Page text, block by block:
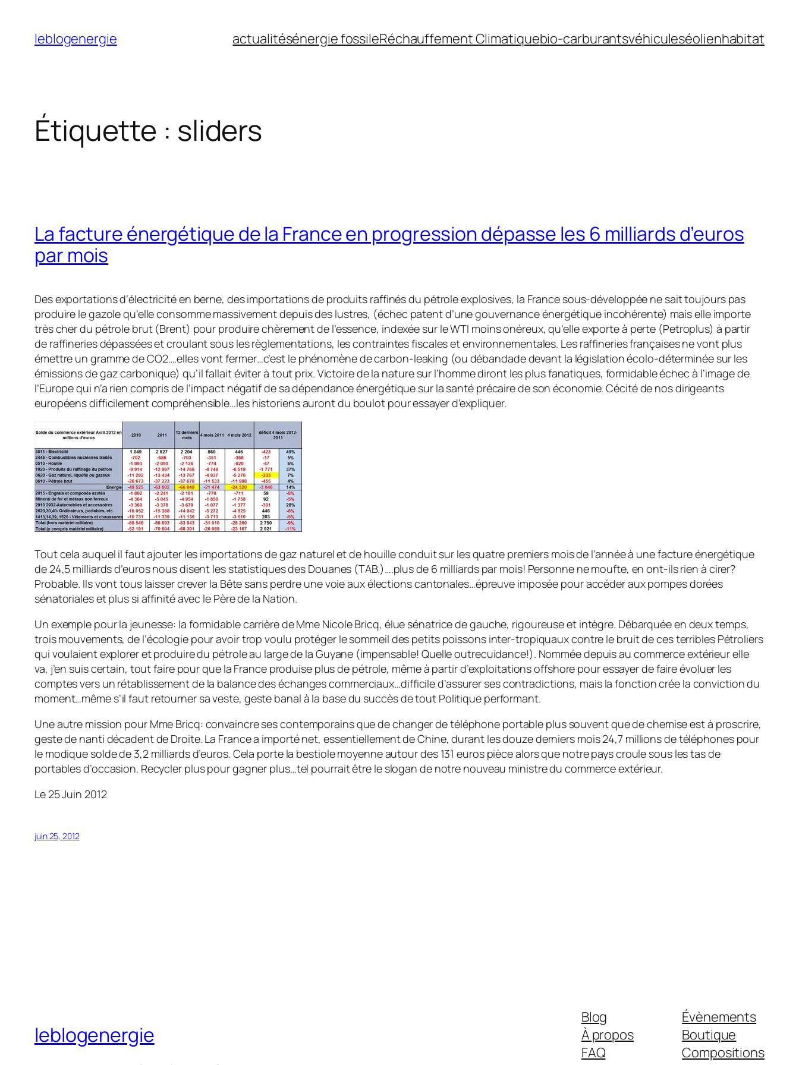
contenu
leblogenergie actualitésénergie fossileRéchauffement Climatiquebio-carburantsvéhiculeséolienhabitat
Étiquette : sliders
La facture énergétique de la France en progression dépasse les 6 milliards d’euros
par mois
Des exportations d’électricité en berne, des importations de produits raffinés du pétrole explosives, la France sous-développée ne sait toujours pas
produire le gazole qu’elle consomme massivement depuis des lustres, (échec patent d’une gouvernance énergétique incohérente) mais elle importe
très cher du pétrole brut (Brent) pour produire chèrement de l’essence, indexée sur le WTI moins onéreux, qu’elle exporte à perte (Petroplus) à partir
de raffineries dépassées et croulant sous les règlementations, les contraintes fiscales et environnementales. Les raffineries françaises ne vont plus
émettre un gramme de CO2….elles vont fermer…c’est le phénomène de carbon-leaking (ou débandade devant la législation écolo-déterminée sur les
émissions de gaz carbonique) qu’il fallait éviter à tout prix. Victoire de la nature sur l’homme diront les plus fanatiques, formidable échec à l’image de
l’Europe qui n’a rien compris de l’impact négatif de sa dépendance énergétique sur la santé précaire de son économie. Cécité de nos dirigeants
européens difficilement compréhensible…les historiens auront du boulot pour essayer d’expliquer.
Tout cela auquel il faut ajouter les importations de gaz naturel et de houille conduit sur les quatre premiers mois de l’année à une facture énergétique
de 24,5 milliards d’euros nous disent les statistiques des Douanes (TAB.)….plus de 6 milliards par mois! Personne ne moufte, en ont-ils rien à cirer?
Probable. Ils vont tous laisser crever la Bête sans perdre une voie aux élections cantonales…épreuve imposée pour accéder aux pompes dorées
sénatoriales et plus si affinité avec le Père de la Nation.
Un exemple pour la jeunesse: la formidable carrière de Mme Nicole Bricq, élue sénatrice de gauche, rigoureuse et intègre. Débarquée en deux temps,
trois mouvements, de l’écologie pour avoir trop voulu protéger le sommeil des petits poissons inter-tropiquaux contre le bruit de ces terribles Pétroliers
qui voulaient explorer et produire du pétrole au large de la Guyane (impensable! Quelle outrecuidance!). Nommée depuis au commerce extérieur elle
va, j’en suis certain, tout faire pour que la France produise plus de pétrole, même à partir d’exploitations offshore pour essayer de faire évoluer les
comptes vers un rétablissement de la balance des échanges commerciaux…difficile d’assurer ses contradictions, mais la fonction crée la conviction du
moment…même s’il faut retourner sa veste, geste banal à la base du succès de tout Politique performant.
Une autre mission pour Mme Bricq: convaincre ses contemporains que de changer de téléphone portable plus souvent que de chemise est à proscrire,
geste de nanti décadent de Droite. La France a importé net, essentiellement de Chine, durant les douze derniers mois 24,7 millions de téléphones pour
le modique solde de 3,2 milliards d’euros. Cela porte la bestiole moyenne autour des 131 euros pièce alors que notre pays croule sous les tas de
portables d’occasion. Recycler plus pour gagner plus…tel pourrait être le slogan de notre nouveau ministre du commerce extérieur.
Le 25 Juin 2012
juin 25, 2012
leblogenergie
Blog
À propos
FAQ
Évènements
Boutique
Compositions